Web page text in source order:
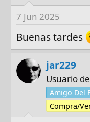
7 Jun 2025
Buenas tardes
jar229
Usuario
Amigo Del
Compra/